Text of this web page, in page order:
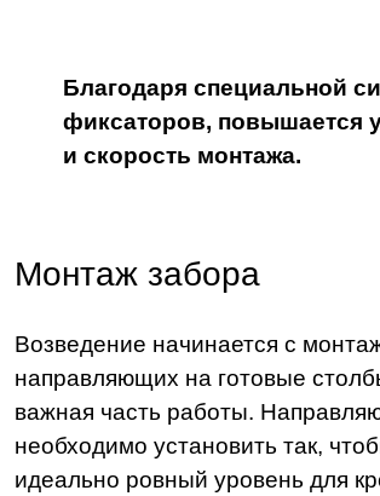
Благодаря специальной
фиксаторов, повышается
и скорость монтажа.
Монтаж забора
Возведение начинается с
направляющих на готовые
важная часть работы.
необходимо установить так,
идеально ровный уровень для